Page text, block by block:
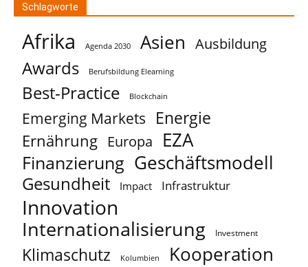
Schlagworte
Afrika Agenda 2030 Asien Ausbildung
Awards Berufsbildung Elearning
Best-Practice Blockchain
Emerging Markets Energie
Ernährung Europa EZA
Finanzierung Geschäftsmodell
Gesundheit Impact Infrastruktur
Innovation
Internationalisierung Investment
Klimaschutz Kolumbien Kooperation